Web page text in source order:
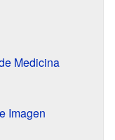
Medicina
Imagen